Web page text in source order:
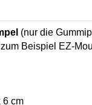
(nur die
Beispiel EZ-
6 cm